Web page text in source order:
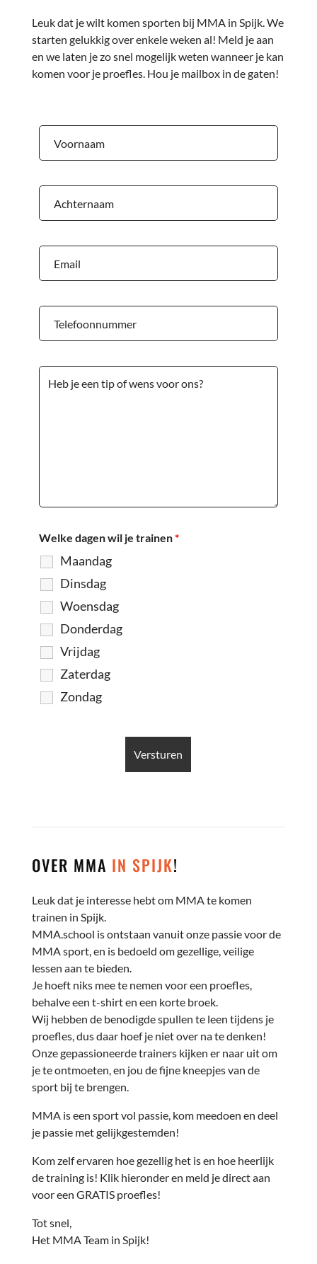
Leuk dat je wilt komen sporten bij MMA in Spijk. We
starten gelukkig over enkele weken al! Meld je aan
en we laten je zo snel mogelijk weten wanneer je kan
komen voor je proefles. Hou je mailbox in de gaten!
Welke dagen wil je trainen*
Maandag
Dinsdag
Woensdag
Donderdag
Vrijdag
Zaterdag
Zondag
OVER MMA IN SPIJK!
Leuk dat je interesse hebt om MMA te komen
trainen in Spijk.
MMA.school is ontstaan vanuit onze passie voor de
MMA sport, en is bedoeld om gezellige, veilige
lessen aan te bieden.
Je hoeft niks mee te nemen voor een proefles,
behalve een t-shirt en een korte broek.
Wij hebben de benodigde spullen te leen tijdens je
proefles, dus daar hoef je niet over na te denken!
Onze gepassioneerde trainers kijken er naar uit om
je te ontmoeten, en jou de fijne kneepjes van de
sport bij te brengen.
MMA is een sport vol passie, kom meedoen en deel
je passie met gelijkgestemden!
Kom zelf ervaren hoe gezellig het is en hoe heerlijk
de training is! Klik hieronder en meld je direct aan
voor een GRATIS proefles!
Tot snel,
Het MMA Team in Spijk!